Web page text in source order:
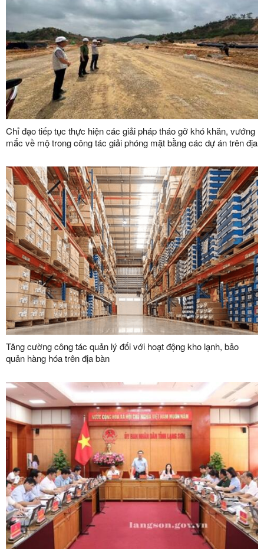
Chỉ đạo tiếp tục thực hiện các giải pháp tháo gỡ khó khăn, vướng
mắc về mộ trong công tác giải phóng mặt bằng các dự án trên địa
Tăng cường công tác quản lý đối với hoạt động kho lạnh, bảo
quản hàng hóa trên địa bàn